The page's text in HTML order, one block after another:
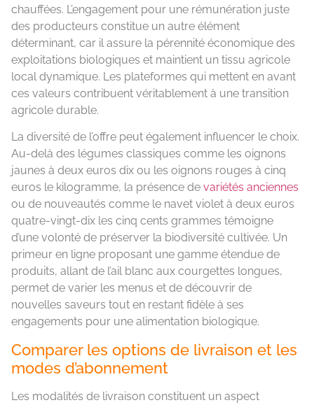
chauffées. L’engagement pour une rémunération juste
des producteurs constitue un autre élément
déterminant, car il assure la pérennité économique des
exploitations biologiques et maintient un tissu agricole
local dynamique. Les plateformes qui mettent en avant
ces valeurs contribuent véritablement à une transition
agricole durable.
La diversité de l’offre peut également influencer le choix.
Au-delà des légumes classiques comme les oignons
jaunes à deux euros dix ou les oignons rouges à cinq
euros le kilogramme, la présence de variétés anciennes
ou de nouveautés comme le navet violet à deux euros
quatre-vingt-dix les cinq cents grammes témoigne
d’une volonté de préserver la biodiversité cultivée. Un
primeur en ligne proposant une gamme étendue de
produits, allant de l’ail blanc aux courgettes longues,
permet de varier les menus et de découvrir de
nouvelles saveurs tout en restant fidèle à ses
engagements pour une alimentation biologique.
Comparer les options de livraison et les
modes d’abonnement
Les modalités de livraison constituent un aspect